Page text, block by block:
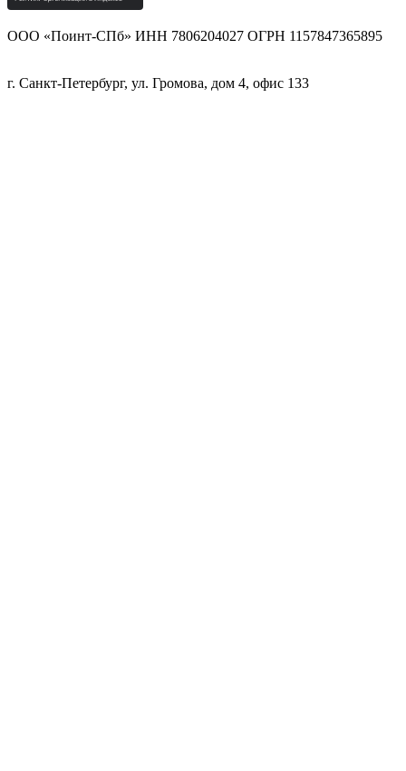
ООО «Поинт-СПб» ИНН 7806204027 ОГРН 1157847365895
г. Санкт-Петербург, ул. Громова, дом 4, офис 133